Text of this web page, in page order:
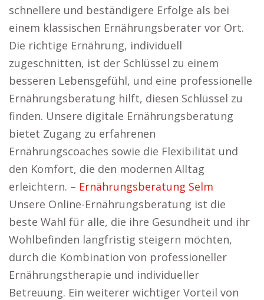
schnellere und beständigere Erfolge als bei
einem klassischen Ernährungsberater vor Ort.
Die richtige Ernährung, individuell
zugeschnitten, ist der Schlüssel zu einem
besseren Lebensgefühl, und eine professionelle
Ernährungsberatung hilft, diesen Schlüssel zu
finden. Unsere digitale Ernährungsberatung
bietet Zugang zu erfahrenen
Ernährungscoaches sowie die Flexibilität und
den Komfort, die den modernen Alltag
erleichtern. – Ernährungsberatung Selm
Unsere Online-Ernährungsberatung ist die
beste Wahl für alle, die ihre Gesundheit und ihr
Wohlbefinden langfristig steigern möchten,
durch die Kombination von professioneller
Ernährungstherapie und individueller
Betreuung. Ein weiterer wichtiger Vorteil von